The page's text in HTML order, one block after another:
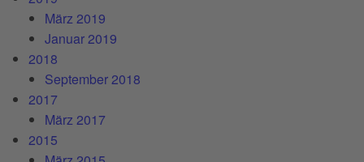
März 2019
Januar 2019
2018
September 2018
2017
März 2017
2015